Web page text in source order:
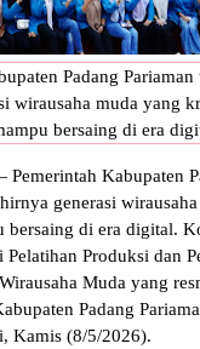
Padang
wirausaha muda yang
bersaing di era
Pemerintah Kabupaten
generasi
bersaing di era digital.
Produksi dan
Muda yang
Padang
Kamis (8/5/2026).